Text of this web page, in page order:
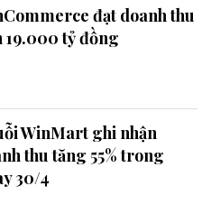
đạt doanh thu
19.000 tỷ đồng
WinMart ghi nhận
thu tăng 55% trong
30/4